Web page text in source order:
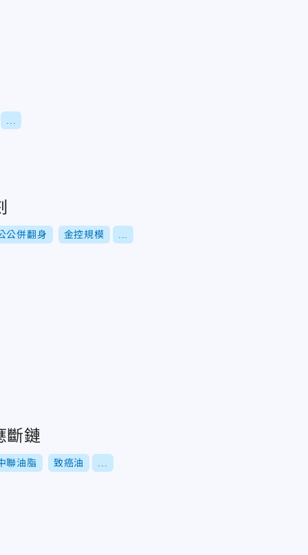
公併翻身 金控規模
斷鏈
聯油脂 致癌油